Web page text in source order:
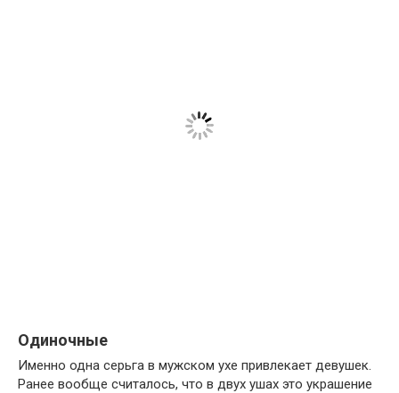
Одиночные
Именно одна серьга в мужском ухе привлекает девушек.
Ранее вообще считалось, что в двух ушах это украшение